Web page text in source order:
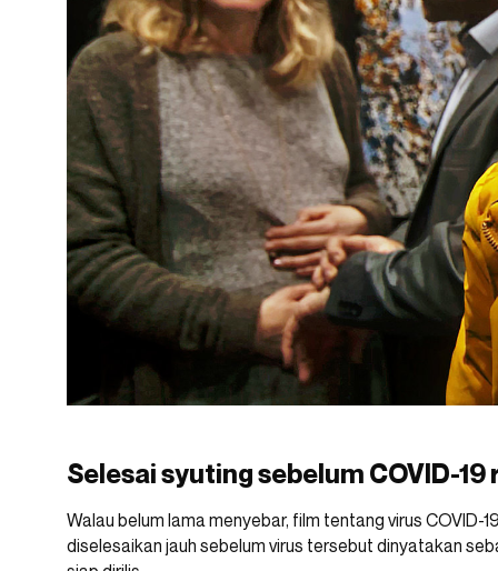
Selesai syuting sebelum COVID-
Walau belum lama menyebar, film tentang virus COVID-
diselesaikan jauh sebelum virus tersebut dinyatakan